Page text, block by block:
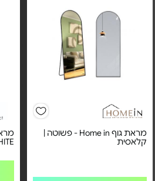
מראת גוף Home in - פשוטה |
קלאסית